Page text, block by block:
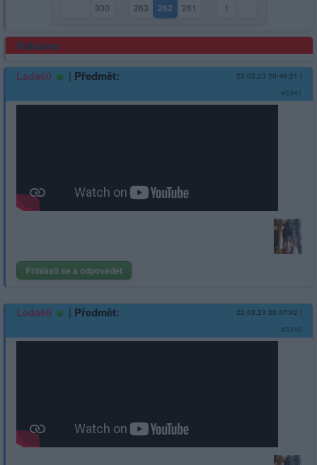
300 263 262(aktuální strana)
261 1
Reklama
Lada60 | Předmět: 22.03.23 20:49:21 |
#5341
Přihlásit se a odpovědět
Lada60 | Předmět: 22.03.23 20:47:42 |
#5340